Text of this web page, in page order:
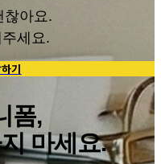
찮아요.
세요.
기
폼,
마세요.